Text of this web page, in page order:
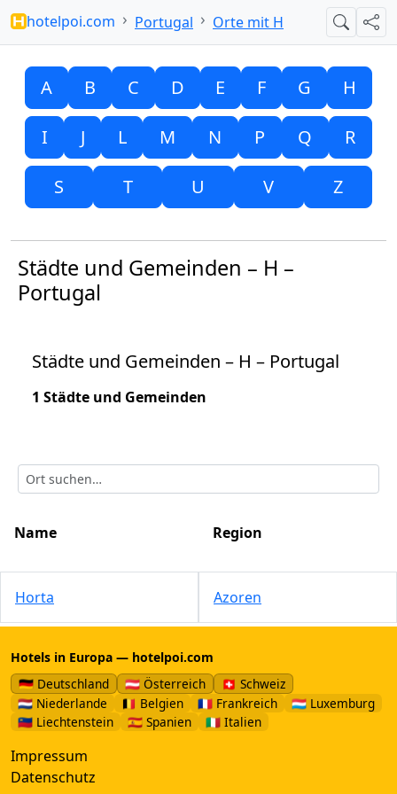
hotelpoi.com Portugal Orte mit H Suche
A B C D E F G H
I J L M N P Q R
S T U V Z
Städte und Gemeinden – H –
Portugal
Städte und Gemeinden – H – Portugal
1 Städte und Gemeinden
Name Region
Horta Azoren
Hotels in Europa — hotelpoi.com
🇩🇪 Deutschland
🇦🇹 Österreich
🇨🇭 Schweiz
🇳🇱 Niederlande
🇧🇪 Belgien 🇫🇷 Frankreich
🇱🇺 Luxemburg
🇱🇮 Liechtenstein
🇪🇸 Spanien 🇮🇹 Italien
Impressum
Datenschutz